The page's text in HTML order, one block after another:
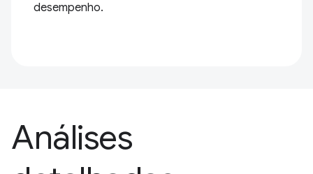
desempenho.
Análises